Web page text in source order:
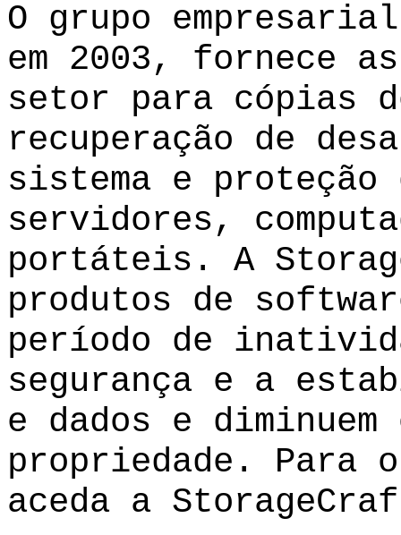
O grupo
em 2003, fornece
setor para cópias
recuperação de
sistema e proteção
servidores,
portáteis. A
produtos de
período de
segurança e a
e dados e
propriedade. Para
aceda a